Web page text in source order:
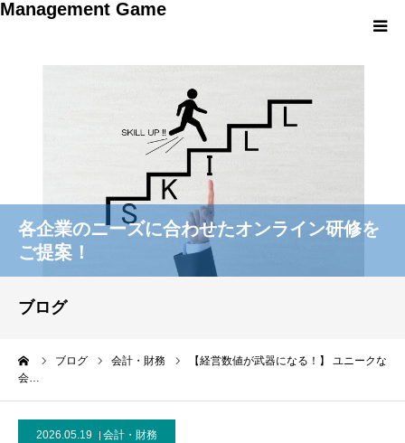
Management Game
各企業のニーズに合わせたオンライン研修を
ご提案！
ブログ
ブログ 会計・財務
【経営数値が武器になる！】 ユニークな
会…
2026.05.19 会計・財務
階層別・対象別
研修プログラム別
オリジナルゲーム開発